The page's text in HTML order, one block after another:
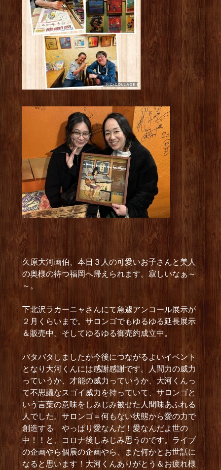
久原大河画伯、本日３人の可愛いお子さんと美人
の奥様の待つ福岡へ帰えられます。寂しいなぁ～
～。
下北沢ラカーニャさんにて急遽アンコール展示が
２月くらいまで。サロンゴでもゆるゆる延長展示
＆販売中。そしてゆるゆる御売約成立中。
バタバタしましたが今後につながるよいイベント
となり大河くんには感謝感謝です。人間力の威力
っていうか、才能の威力っていうか、大河くんっ
て不思議なスゴイ威力を持っていて、サロンゴと
いう言葉の意味をしみじみ被せた人間味あふれる
人でした。サロンゴ＝何もない状態から愛の力で
創造する やっぱり愛なんだ！愛なんだよ世の
中！！と、コロナ後しみじみ思うのです。ライブ
の企画やら個展の企画やら、また何かとお世話に
なると思います！大河くんありがとう＆お疲れ様